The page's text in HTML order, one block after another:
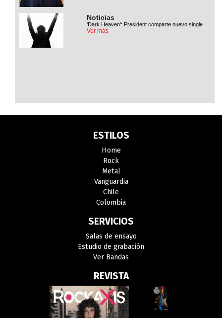
Noticias
'Dark Heaven': President comparte nuevo single
Ver más
ESTILOS
Home
Rock
Metal
Vanguardia
Chile
Colombia
SERVICIOS
Salas de ensayo
Estudio de grabación
Ver Bandas
REVISTA